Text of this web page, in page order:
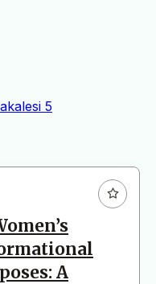
5
A